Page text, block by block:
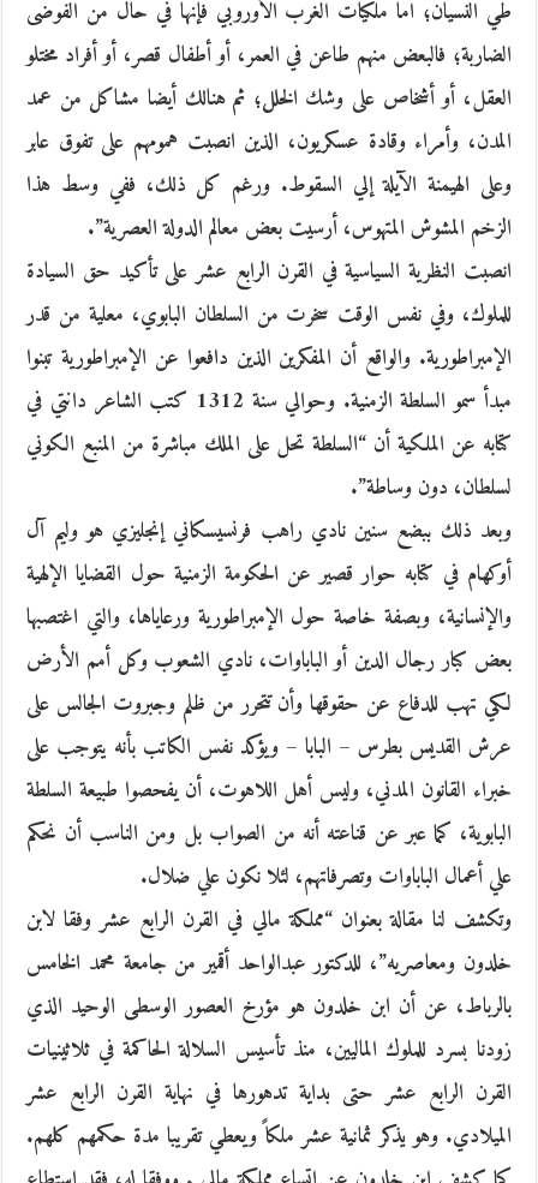
طي النسيان؛ اما ملكيات الغرب الأوروبي فإنها في حال من الفوضى
الضاربة؛ فالبعض منهم طاعن في العمر، أو أطفال قصر، أو أفراد مختلو
العقل، أو أشخاص على وشك الخلل؛ ثم هنالك أيضا مشاكل من عمد
المدن، وأمراء وقادة عسكريون، الذين انصبت همومهم على تفوق عابر
وعلى الهيمنة الآيلة إلي السقوط. ورغم كل ذلك، ففي وسط هذا
الزخم المشوش المتهوس، أرسيت بعض معالم الدولة العصرية”.
انصبت النظرية السياسية في القرن الرابع عشر على تأكيد حق السيادة
للملوك، وفي نفس الوقت سخرت من السلطان البابوي، معلية من قدر
الإمبراطورية. والواقع أن المفكرين الذين دافعوا عن الإمبراطورية تبنوا
مبدأ سمو السلطة الزمنية. وحوالي سنة 1312 كتب الشاعر دانتي في
كتابه عن الملكية أن “السلطة تحل على الملك مباشرة من المنبع الكوني
لسلطان، دون وساطة”.
وبعد ذلك ببضع سنين نادي راهب فرنسيسكاني إنجليزي هو وليم آل
أوكهام في كتابه حوار قصير عن الحكومة الزمنية حول القضايا الإلهية
والإنسانية، وبصفة خاصة حول الإمبراطورية ورعاياها، والتي اغتصبها
بعض كبار رجال الدين أو الباباوات، نادي الشعوب وكل أمم الأرض
لكي تهب للدفاع عن حقوقها وأن تتحرر من ظلم وجبروت الجالس على
عرش القديس بطرس – البابا – ويؤكد نفس الكاتب بأنه يتوجب على
خبراء القانون المدني، وليس أهل اللاهوت، أن يفحصوا طبيعة السلطة
البابوية، كما عبر عن قناعته أنه من الصواب بل ومن الناسب أن نحكم
علي أعمال الباباوات وتصرفاتهم، لئلا نكون علي ضلال.
وتكشف لنا مقالة بعنوان “مملكة مالي في القرن الرابع عشر وفقا لابن
خلدون ومعاصريه”، للدكتور عبدالواحد أقمير من جامعة محمد الخامس
بالرباط، عن أن ابن خلدون هو مؤرخ العصور الوسطى الوحيد الذي
زودنا بسرد للملوك الماليين، منذ تأسيس السلالة الحاكمة في ثلاثينيات
القرن الرابع عشر حتى بداية تدهورها في نهاية القرن الرابع عشر
الميلادي. وهو يذكر ثمانية عشر ملكاً ويعطي تقريبا مدة حكمهم كلهم.